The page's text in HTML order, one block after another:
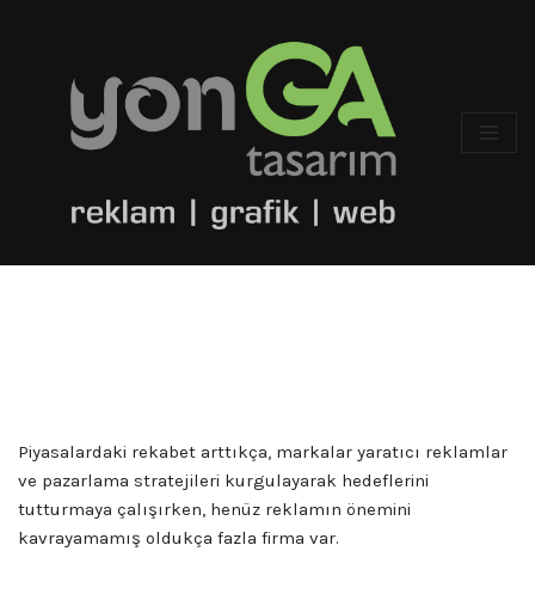
Piyasalardaki rekabet arttıkça, markalar yaratıcı reklamlar
ve pazarlama stratejileri kurgulayarak hedeflerini
tutturmaya çalışırken, henüz reklamın önemini
kavrayamamış oldukça fazla firma var.